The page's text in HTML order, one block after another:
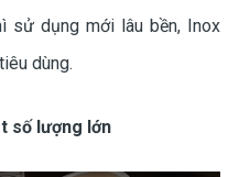
sử dụng mới lâu bền, Inox
dùng.
số lượng lớn